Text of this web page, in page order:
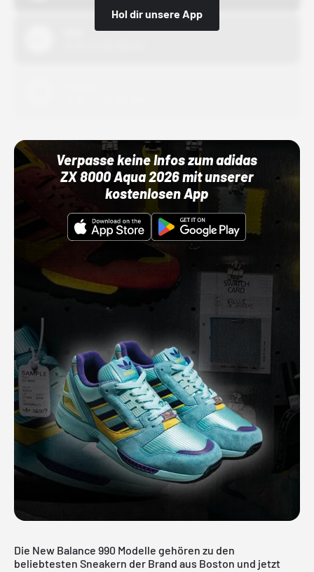
Hol dir unsere App
Verpasse keine Infos zum adidas
ZX 8000 Aqua 2026 mit unserer
kostenlosen App
Die New Balance 990 Modelle gehören zu den
beliebtesten Sneakern der Brand aus Boston und jetzt